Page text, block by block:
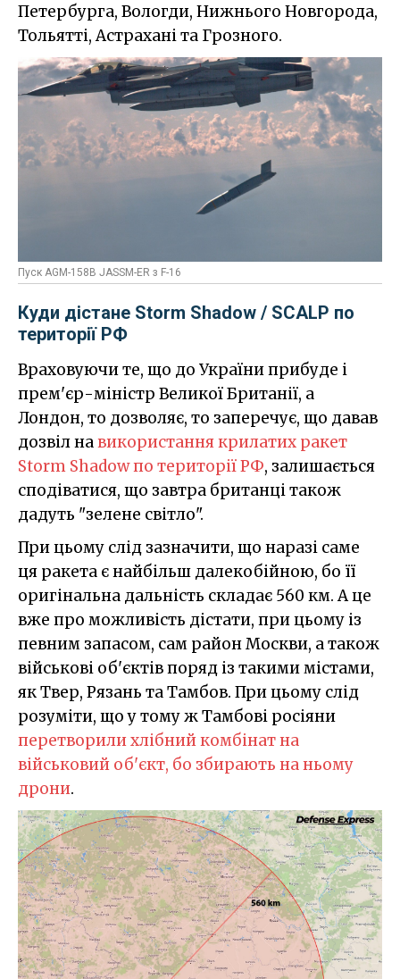
Петербурга, Вологди, Нижнього Новгорода,
Тольятті, Астрахані та Грозного.
Пуск AGM-158B JASSM-ER з F-16
Куди дістане Storm Shadow / SCALP по
території РФ
Враховуючи те, що до України прибуде і
прем'єр-міністр Великої Британії, а
Лондон, то дозволяє, то заперечує, що давав
дозвіл навикористання крилатих ракет
Storm Shadow по території РФ, залишається
сподіватися, що завтра британці також
дадуть "зелене світло".
При цьому слід зазначити, що наразі саме
ця ракета є найбільш далекобійною, бо її
оригінальна дальність складає 560 км. А це
вже про можливість дістати, при цьому із
певним запасом, сам район Москви, а також
військові об'єктів поряд із такими містами,
як Твер, Рязань та Тамбов. При цьому слід
розуміти, що у тому ж Тамбові росіяни
перетворили хлібний комбінат на
військовий об'єкт, бо збирають на ньому
дрони.